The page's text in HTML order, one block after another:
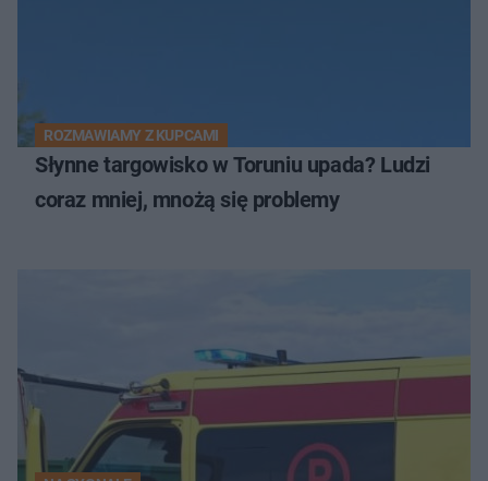
ROZMAWIAMY Z KUPCAMI
Słynne targowisko w Toruniu upada? Ludzi
coraz mniej, mnożą się problemy